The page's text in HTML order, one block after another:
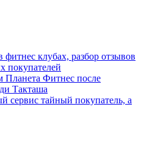
клубах, разбор отзывов
покупателей
Планета Фитнес после
Такташа
сервис тайный покупатель, а